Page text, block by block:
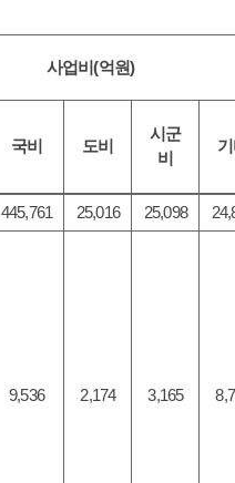
사업비(억원)
국비 도비
시군
비
445,761 25,016 25,098
9,536 2,174 3,165